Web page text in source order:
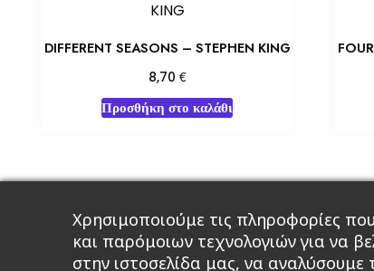
DIFFERENT SEASONS – STEPHEN KING
8,70 €
Προσθήκη στο καλάθι
Κεντρική Βιβλία Comics
Χρησιμοποιούμε τις πληροφορίες
και παρόμοιων τεχνολογιών για να
στην ιστοσελίδα μας, να